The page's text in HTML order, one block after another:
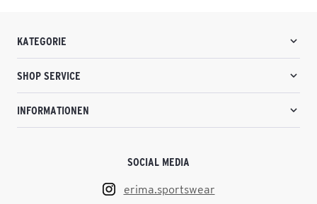
KATEGORIE
SHOP SERVICE
INFORMATIONEN
SOCIAL MEDIA
erima.sportswear